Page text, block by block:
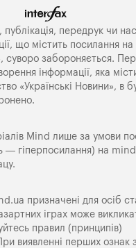
публiкацiя, передрук чи
що мiстить посилання на
суворо забороняється.
інформації, яка
«Українські Новини», в
Mind лише за умови
— гіперпосилання) на
призначені для осіб
іграх може
правил (принципів)
виявленні перших ознак